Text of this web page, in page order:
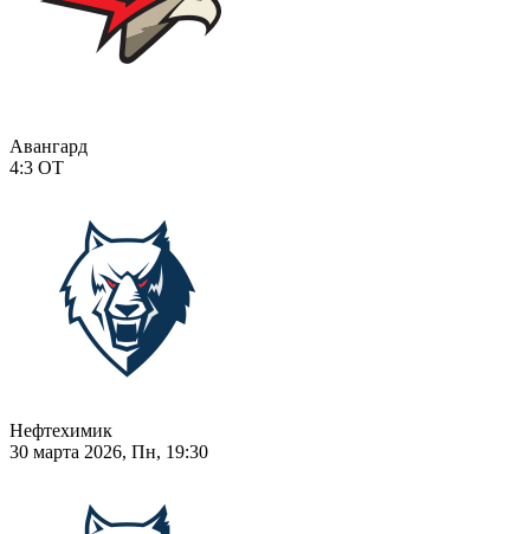
Авангард
4:3 ОТ
Нефтехимик
30 марта 2026, Пн, 19:30